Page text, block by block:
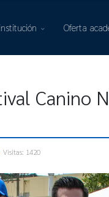
Oferta
Canino
Visitas: 1420